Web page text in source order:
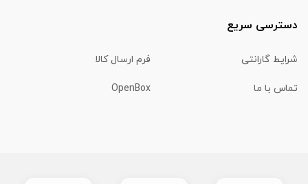
دسترسی سریع
شرایط گارانتی فرم ارسال کالا
تماس با ما OpenBox